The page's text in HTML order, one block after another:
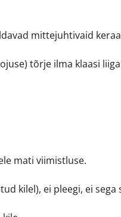
mittejuhtivaid
tõrje ilma klaasi
mati viimistluse.
kilel), ei pleegi, ei sega